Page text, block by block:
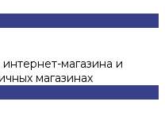
магазина и
магазинах